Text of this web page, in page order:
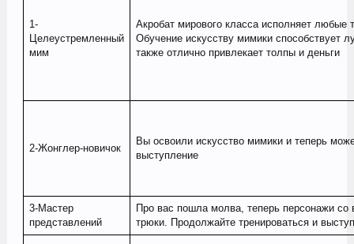
1-
Целеустремленный
мим
Акробат мирового класса исполняет любые
Обучение искусству мимики способствует
также отлично привлекает толпы и деньги
2-Жонглер-новичок
Вы освоили искусство мимики и теперь
выступление
3-Мастер
представлений
Про вас пошла молва, теперь персонажи со
трюки. Продолжайте тренироваться и